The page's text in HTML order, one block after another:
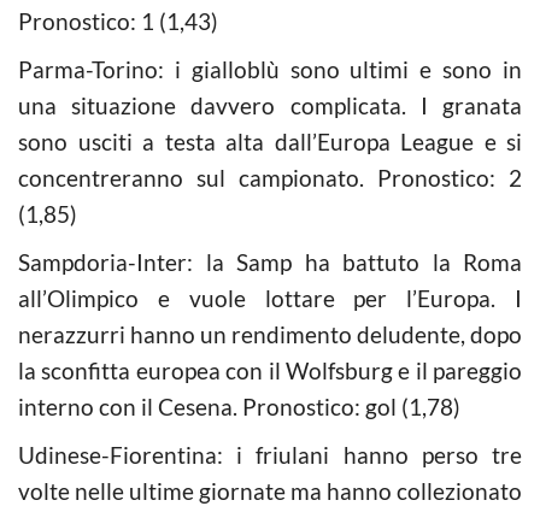
Pronostico: 1 (1,43)
Parma-Torino: i gialloblù sono ultimi e sono in
una situazione davvero complicata. I granata
sono usciti a testa alta dall’Europa League e si
concentreranno sul campionato. Pronostico: 2
(1,85)
Sampdoria-Inter: la Samp ha battuto la Roma
all’Olimpico e vuole lottare per l’Europa. I
nerazzurri hanno un rendimento deludente, dopo
la sconfitta europea con il Wolfsburg e il pareggio
interno con il Cesena. Pronostico: gol (1,78)
Udinese-Fiorentina: i friulani hanno perso tre
volte nelle ultime giornate ma hanno collezionato